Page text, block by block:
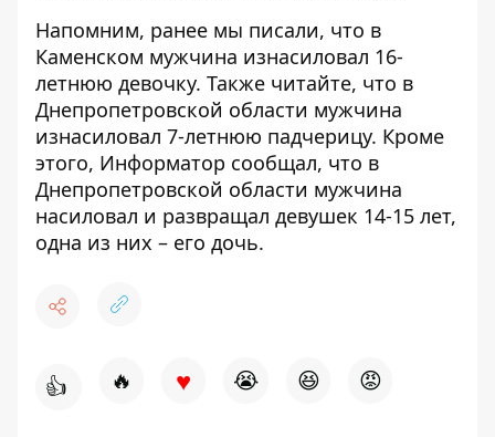
Напомним, ранее мы писали, что в
Каменском мужчина изнасиловал 16-
летнюю девочку. Также читайте, что в
Днепропетровской области мужчина
изнасиловал 7-летнюю падчерицу. Кроме
этого, Информатор сообщал, что в
Днепропетровской области мужчина
насиловал и развращал девушек 14-15 лет,
одна из них – его дочь.
👍 🔥 ♥ 😭 😆 😡